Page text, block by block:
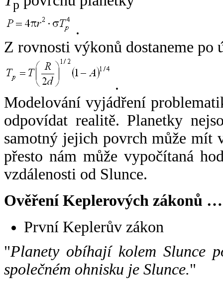
p
.
Z rovnosti výkonů dostaneme po
.
Modelování vyjádření
odpovídat realitě. Planetky
samotný jejich povrch může mít
přesto nám může vypočítaná
vzdálenosti od Slunce.
Ověření Keplerových zákonů …
První Keplerův zákon
"Planety obíhají kolem Slunce
společném ohnisku je Slunce."